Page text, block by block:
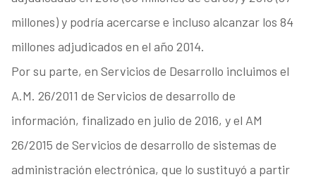
millones) y podría acercarse e incluso alcanzar los 84
millones adjudicados en el año 2014.
Por su parte, en Servicios de Desarrollo incluimos el
A.M. 26/2011 de Servicios de desarrollo de
información, finalizado en julio de 2016, y el AM
26/2015 de Servicios de desarrollo de sistemas de
administración electrónica, que lo sustituyó a partir